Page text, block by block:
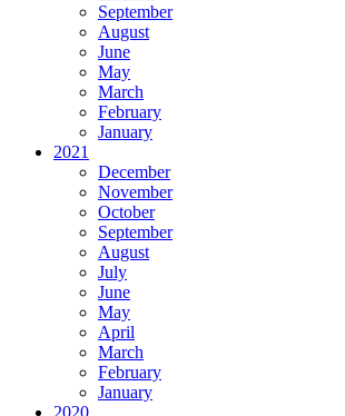
September
August
June
May
March
February
January
2021
December
November
October
September
August
July
June
May
April
March
February
January